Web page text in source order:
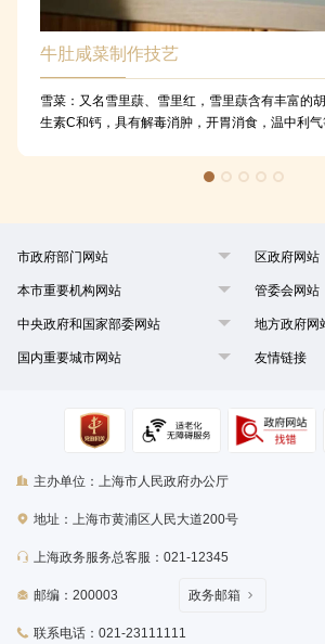
牛肚咸菜制作技艺
雪菜：又名雪里蕻、雪里红，雪里蕻含有丰富的
生素C和钙，具有解毒消肿，开胃消食，温中利气
话说“纵然金菜琅蔬好，不及吾乡雪里蕻”。
市政府部门网站 区政府网站
本市重要机构网站 管委会网站
中央政府和国家部委网站 地方政府网
国内重要城市网站 友情链接
主办单位：上海市人民政府办公厅
地址：上海市黄浦区人民大道200号
上海政务服务总客服：021-12345
邮编：200003
联系电话：021-23111111
政务邮箱